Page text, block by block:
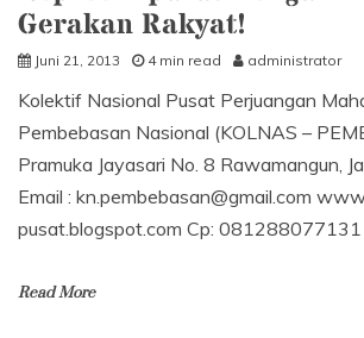
PT.
RUM
Gerakan Rakyat!
Juni 21, 2013 4 min read administrator
Kolektif Nasional Pusat Perjuangan
Pembebasan Nasional (KOLNAS –
Pramuka Jayasari No. 8 Rawamangun,
Email : kn.pembebasan@gmail.com
pusat.blogspot.com Cp: 081288077131
Read More